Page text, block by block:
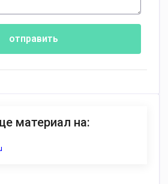
отправить
материал на: